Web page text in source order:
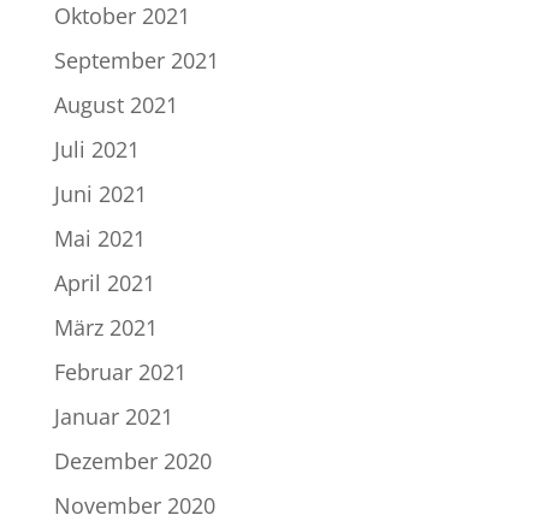
Oktober 2021
September 2021
August 2021
Juli 2021
Juni 2021
Mai 2021
April 2021
März 2021
Februar 2021
Januar 2021
Dezember 2020
November 2020